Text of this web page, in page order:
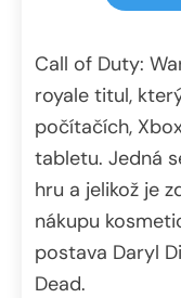
Call of Duty:
royale titul,
počítačích,
tabletu. Jedná
hru a jelikož je
nákupu
postava Daryl
Dead.